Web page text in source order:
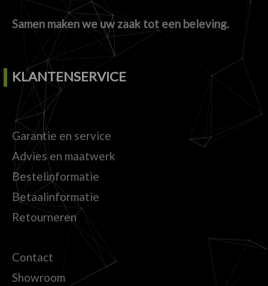
Samen maken we uw zaak tot een beleving.
KLANTENSERVICE
Garantie en service
Advies en maatwerk
Bestelinformatie
Betaalinformatie
Retourneren
Contact
Showroom